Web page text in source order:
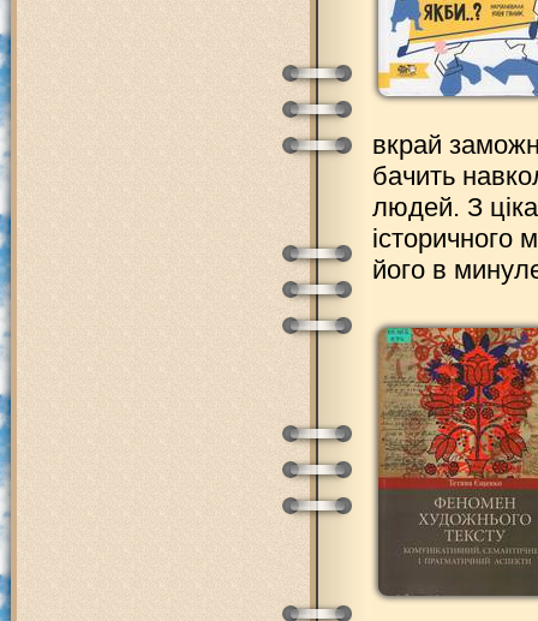
вкрай
бачить
людей. З
історичного
його в